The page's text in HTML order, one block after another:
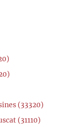
(33320)
(31110)